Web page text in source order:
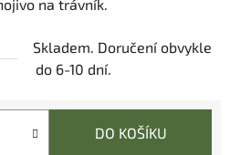
na trávník.
Skladem. Doručení obvykle
do 6-10 dní.
DO KOŠÍKU